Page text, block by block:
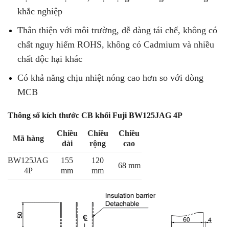
khắc nghiệp
Thân thiện với môi trường, dễ dàng tái chế, không có
chất nguy hiểm ROHS, không có Cadmium và nhiều
chất độc hại khác
Có khả năng chịu nhiệt nóng cao hơn so với dòng
MCB
Thông số kích thước CB khối Fuji BW125JAG 4P
Mã hàng
Chiều
dài
Chiều
rộng
Chiều
cao
BW125JAG
4P
155
mm
120
mm
68 mm